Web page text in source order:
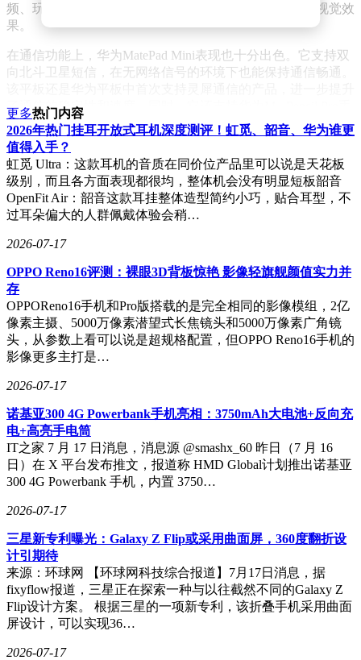
频、玩游戏还是进行办公操作，都能带来流畅、逼真的视觉效
果。
在通信功能上，华为MatePad Mini表现也十分出色。它支持双
向北斗卫星短信，在无网络信号的环境下也能保持通信畅通。
了通信的稳定性和速度。同时，它还支持华为M - Pencil Pro手
写笔，为用户提供了更加便捷、高效的书写和绘画体验。
更多热门内容
2026年热门挂耳开放式耳机深度测评！虹觅、韶音、华为谁更
值得入手？
虹觅 Ultra：这款耳机的音质在同价位产品里可以说是天花板
级别，而且各方面表现都很均，整体机会没有明显短板韶音
OpenFit Air：韶音这款耳挂整体造型简约小巧，贴合耳型，不
过耳朵偏大的人群佩戴体验会稍…
2026-07-17
OPPO Reno16评测：裸眼3D背板惊艳 影像轻旗舰颜值实力并
存
OPPOReno16手机和Pro版搭载的是完全相同的影像模组，2亿
像素主摄、5000万像素潜望式长焦镜头和5000万像素广角镜
头，从参数上看可以说是超规格配置，但OPPO Reno16手机的
影像更多主打是…
2026-07-17
诺基亚300 4G Powerbank手机亮相：3750mAh大电池+反向充
电+高亮手电筒
IT之家 7 月 17 日消息，消息源 @smashx_60 昨日（7 月 16
日）在 X 平台发布推文，报道称 HMD Global计划推出诺基亚
300 4G Powerbank 手机，内置 3750…
2026-07-17
三星新专利曝光：Galaxy Z Flip或采用曲面屏，360度翻折设
计引期待
来源：环球网 【环球网科技综合报道】7月17日消息，据
fixyflow报道，三星正在探索一种与以往截然不同的Galaxy Z
Flip设计方案。 根据三星的一项新专利，该折叠手机采用曲面
屏设计，可以实现36…
2026-07-17